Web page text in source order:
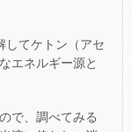
してケトン（アセ
エネルギー源と
で、調べてみる